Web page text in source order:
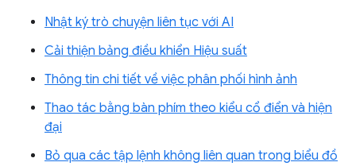
Nhật ký trò chuyện liên tục với AI
Cải thiện bảng điều khiển Hiệu suất
Thông tin chi tiết về việc phân phối hình ảnh
Thao tác bằng bàn phím theo kiểu cổ điển và hiện
đại
Bỏ qua các tập lệnh không liên quan trong biểu đồ